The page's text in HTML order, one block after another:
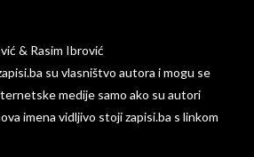
& Rasim Ibrović
su vlasništvo autora i mogu se
medije samo ako su autori
imena vidljivo stoji zapisi.ba s linkom